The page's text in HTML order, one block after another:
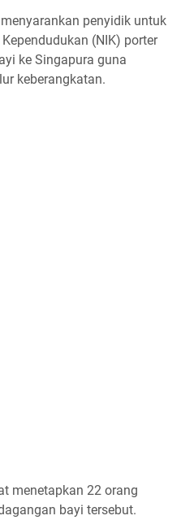
penyidik untuk
(NIK) porter
ke Singapura guna
keberangkatan.
menetapkan 22 orang
bayi tersebut.